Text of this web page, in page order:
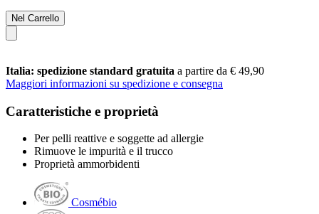
Nel Carrello
Italia: spedizione standard gratuita a partire da € 49,90
Maggiori informazioni su spedizione e consegna
Caratteristiche e proprietà
Per pelli reattive e soggette ad allergie
Rimuove le impurità e il trucco
Proprietà ammorbidenti
Cosmébio